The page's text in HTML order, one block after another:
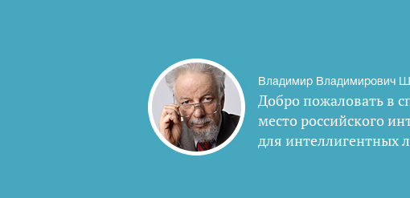
Владимир Владимирович
Добро пожаловать в
место российского
для интеллигентных